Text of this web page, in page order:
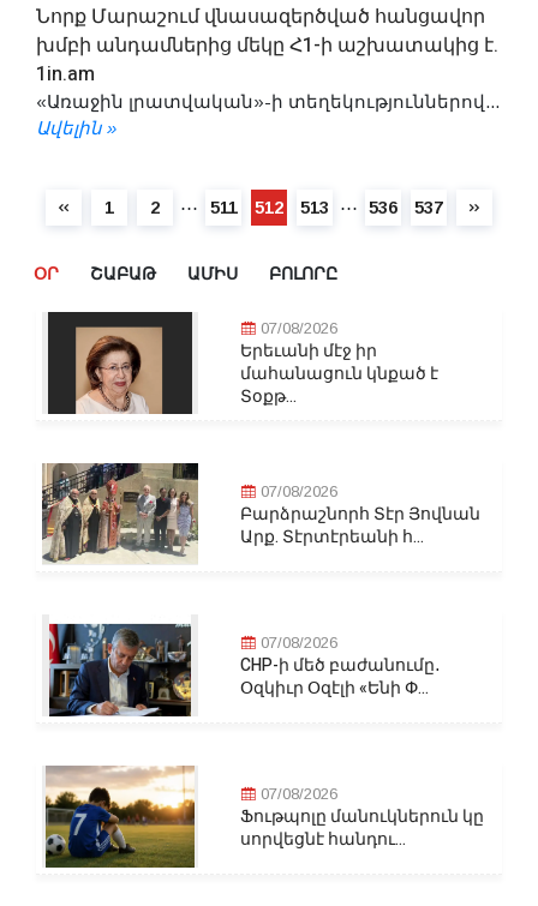
Նորք Մարաշում վնասազերծված հանցավոր
խմբի անդամներից մեկը Հ1-ի աշխատակից է.
1in.am
«Առաջին լրատվական»-ի տեղեկություններով...
Ավելին »
1 2 ⋯ 511 512 513 ⋯ 536 537
ՕՐ ՇԱԲԱԹ ԱՄԻՍ ԲՈԼՈՐԸ
07/08/2026
Երեւանի մէջ իր
մահանացուն կնքած է
Տօքթ...
07/08/2026
Բարձրաշնորհ Տէր Յովնան
Արք. Տէրտէրեանի հ...
07/08/2026
CHP-ի մեծ բաժանումը․
Օզկիւր Օզէլի «Ենի Փ...
07/08/2026
Ֆութպոլը մանուկներուն կը
սորվեցնէ հանդու...